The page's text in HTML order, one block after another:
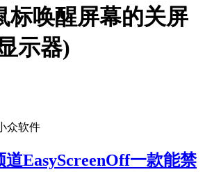
标唤醒屏幕的关屏
示器)
众软件
道EasyScreenOff一款能禁